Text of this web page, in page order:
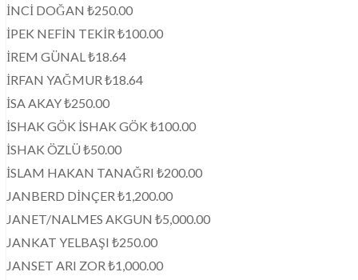
İNCİ DOĞAN ₺250.00
İPEK NEFİN TEKİR ₺100.00
İREM GÜNAL ₺18.64
İRFAN YAĞMUR ₺18.64
İSA AKAY ₺250.00
İSHAK GÖK İSHAK GÖK ₺100.00
İSHAK ÖZLÜ ₺50.00
İSLAM HAKAN TANAĞRI ₺200.00
JANBERD DİNÇER ₺1,200.00
JANET/NALMES AKGUN ₺5,000.00
JANKAT YELBAŞI ₺250.00
JANSET ARI ZOR ₺1,000.00